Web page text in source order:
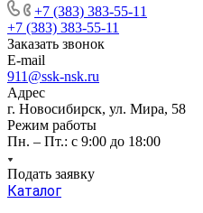
+7 (383) 383-55-11
+7 (383) 383-55-11
Заказать звонок
E-mail
911@ssk-nsk.ru
Адрес
г. Новосибирск, ул. Мира, 58
Режим работы
Пн. – Пт.: с 9:00 до 18:00
Подать заявку
Каталог